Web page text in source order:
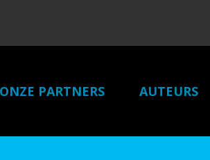
ONZE PARTNERS AUTEURS